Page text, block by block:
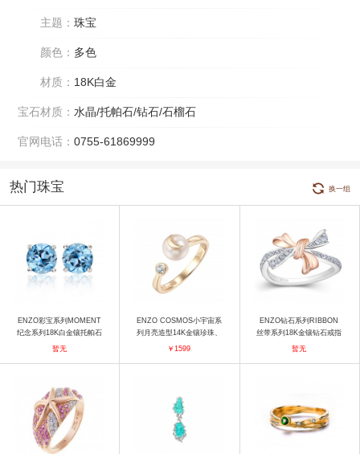
主题： 珠宝
颜色： 多色
材质： 18K白金
宝石材质： 水晶/托帕石/钻石/石榴石
官网电话： 0755-61869999
热门珠宝 换一组
ENZO彩宝系列MOMENT
纪念系列18K白金镶托帕石
耳钉 耳饰
暂无
ENZO COSMOS小宇宙系
列月亮造型14K金镶珍珠、
托帕石戒指 戒指
￥1599
ENZO钻石系列RIBBON
丝带系列18K金镶钻石戒指
戒指
暂无